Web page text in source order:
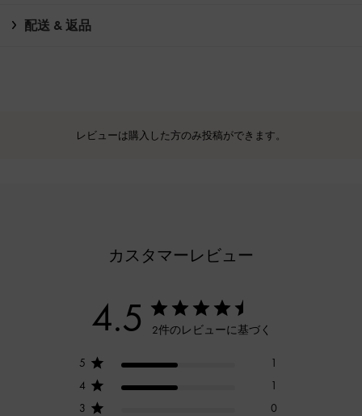
配送 & 返品
レビューは購入した方のみ投稿ができます。
カスタマーレビュー
4.5 2件のレビューに基づく
5
1
4
1
3
0